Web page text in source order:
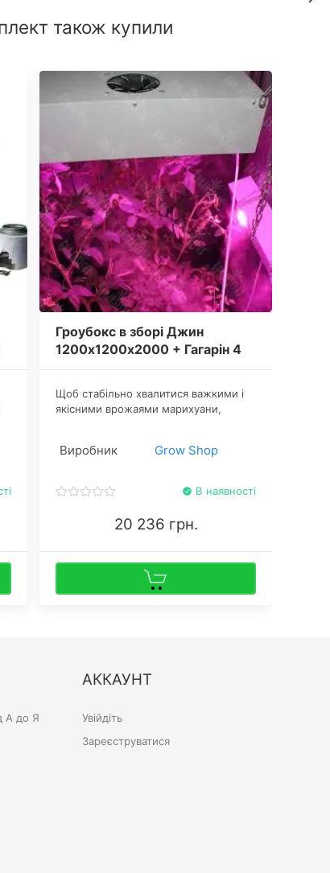
також купили
Гроубокс в зборі Джин
1200х1200х2000 + Гагарін 4
​Щоб стабільно хвалитися важкими і
якісними врожаями марихуани,
нікому не хочеться, тому можете
Виробник Grow Shop
В наявності
20 236 грн.
А до Я
АККАУНТ
Увійдіть
Зареєструватися